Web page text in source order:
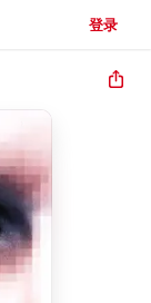
登录